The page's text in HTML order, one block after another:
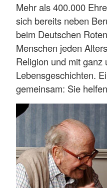
Mehr als 400.000
sich bereits neben
beim Deutschen
Menschen jeden
Religion und mit ganz
Lebensgeschichten.
gemeinsam: Sie